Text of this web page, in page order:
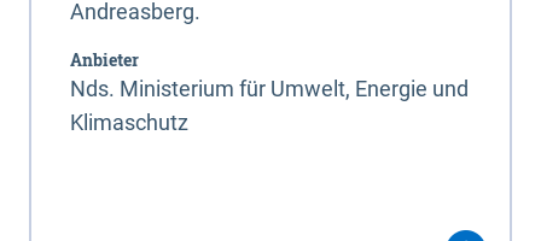
Andreasberg.
Anbieter
Nds. Ministerium für Umwelt, Energie und
Klimaschutz